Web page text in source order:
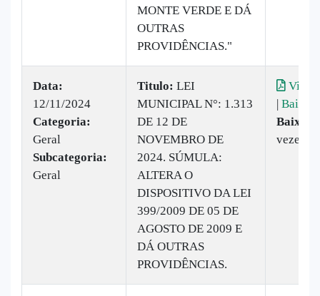
MONTE VERDE E DÁ
OUTRAS
PROVIDÊNCIAS."
Data:
12/11/2024
Categoria:
Geral
Subcategoria:
Geral
Titulo: LEI
MUNICIPAL N°: 1.313
DE 12 DE
NOVEMBRO DE
2024. SÚMULA:
ALTERA O
DISPOSITIVO DA LEI
399/2009 DE 05 DE
AGOSTO DE 2009 E
DÁ OUTRAS
PROVIDÊNCIAS.
| Baixar
vezes